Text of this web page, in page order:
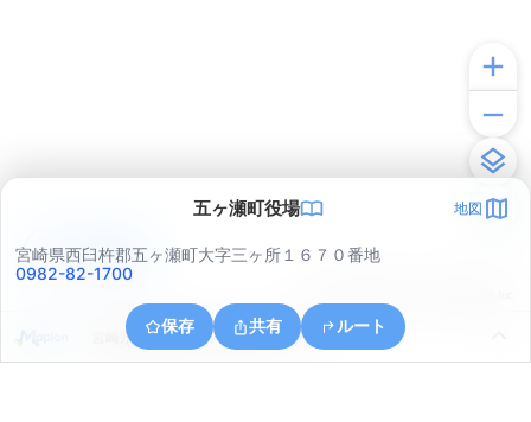
五ヶ瀬町役場 地図
宮崎県西臼杵郡五ヶ瀬町大字三ヶ所１６７０番地
0982-82-1700
保存 共有 ルート
宮崎県西臼杵郡五ヶ瀬町大字三ヶ所
アプリで見る